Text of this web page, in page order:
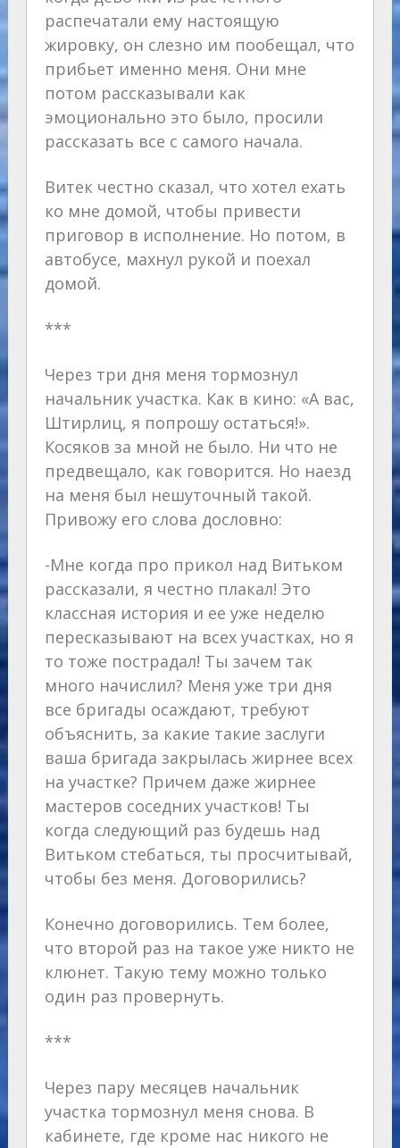
распечатали ему настоящую
жировку, он слезно им пообещал, что
прибьет именно меня. Они мне
потом рассказывали как
эмоционально это было, просили
рассказать все с самого начала.
Витек честно сказал, что хотел ехать
ко мне домой, чтобы привести
приговор в исполнение. Но потом, в
автобусе, махнул рукой и поехал
домой.
***
Через три дня меня тормознул
начальник участка. Как в кино: «А вас,
Штирлиц, я попрошу остаться!».
Косяков за мной не было. Ни что не
предвещало, как говорится. Но наезд
на меня был нешуточный такой.
Привожу его слова дословно:
-Мне когда про прикол над Витьком
рассказали, я честно плакал! Это
классная история и ее уже неделю
пересказывают на всех участках, но я
то тоже пострадал! Ты зачем так
много начислил? Меня уже три дня
все бригады осаждают, требуют
объяснить, за какие такие заслуги
ваша бригада закрылась жирнее всех
на участке? Причем даже жирнее
мастеров соседних участков! Ты
когда следующий раз будешь над
Витьком стебаться, ты просчитывай,
чтобы без меня. Договорились?
Конечно договорились. Тем более,
что второй раз на такое уже никто не
клюнет. Такую тему можно только
один раз провернуть.
***
Через пару месяцев начальник
участка тормознул меня снова. В
кабинете, где кроме нас никого не